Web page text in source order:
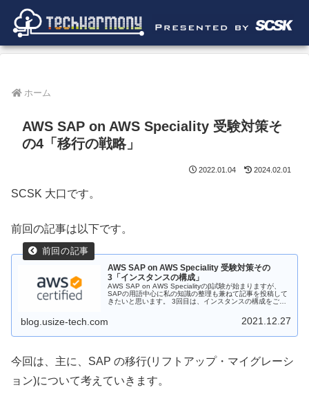
ホーム
AWS SAP on AWS Speciality 受験対策そ
の4「移行の戦略」
2022.01.04 2024.02.01
SCSK 大口です。
前回の記事は以下です。
AWS SAP on AWS Speciality 受験対策その
3「インスタンスの構成」
AWS SAP on AWS Specialityのβ試験が始まりますが、
SAPの用語中心に私の知識の整理も兼ねて記事を投稿して
きたいと思います。 3回目は、インスタンスの構成をご紹
blog.usize-tech.com 2021.12.27
今回は、主に、SAP の移行(リフトアップ・マイグレーシ
ョン)について考えていきます。